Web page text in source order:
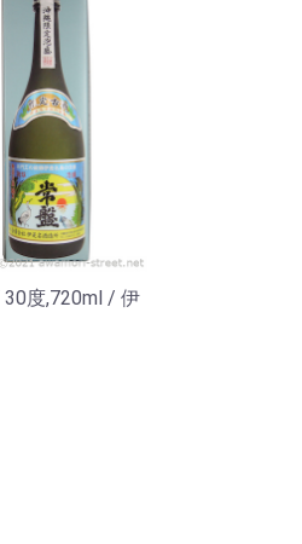
度,720ml / 伊